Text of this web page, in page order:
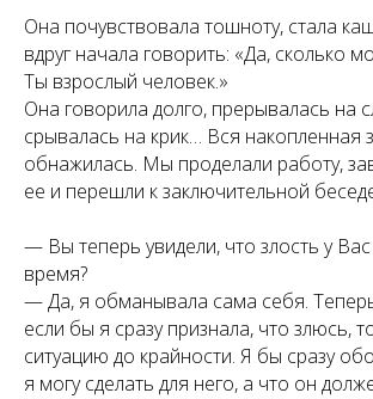
Она почувствовала тошноту, стала
вдруг начала говорить: «Да, сколько
Ты взрослый человек.»
Она говорила долго, прерывалась на
срывалась на крик… Вся накопленная
обнажилась. Мы проделали работу,
ее и перешли к заключительной
— Вы теперь увидели, что злость у
время?
— Да, я обманывала сама себя.
если бы я сразу признала, что злюсь,
ситуацию до крайности. Я бы сразу
я могу сделать для него, а что он